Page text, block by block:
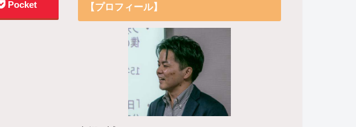
Pocket 【プロフィール】